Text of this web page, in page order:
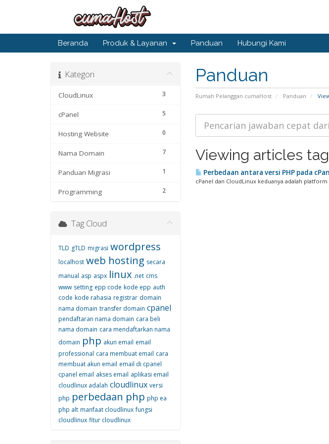
Beranda Produk & Layanan Panduan Hubungi Kami
Panduan
Rumah Pelanggan cumaHost Panduan
Kategori
3
CloudLinux
5
cPanel
0
Hosting Website
7
Nama Domain
1
Panduan Migrasi
2
Programming
Viewing articles
Perbedaan antara versi PHP pada
cPanel dan CloudLinux keduanya adalah
Tag Cloud
TLD gTLD migrasi wordpress
localhost web hosting secara
manual asp aspx linux .net cms
www setting epp code kode epp auth
code kode rahasia registrar domain
nama domain transfer domain cpanel
pendaftaran nama domain cara beli
nama domain cara mendaftarkan nama
domain php akun email email
professional cara membuat email cara
membuat akun email email di cpanel
cpanel email akses email aplikasi email
cloudlinux adalah cloudlinux versi
php perbedaan php php ea
php alt manfaat cloudlinux fungsi
cloudlinux fitur cloudlinux